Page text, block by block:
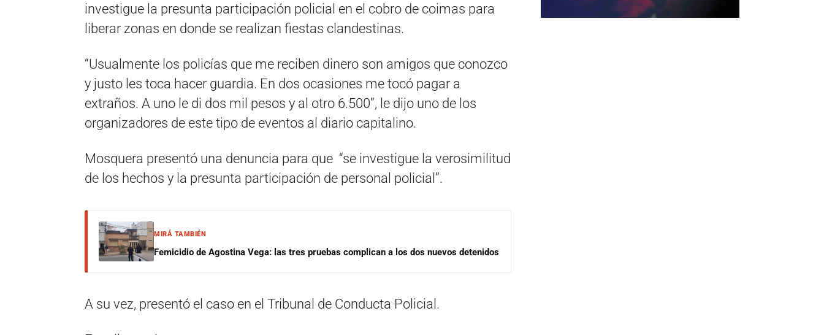
investigue la presunta participación policial en el cobro de coimas para
liberar zonas en donde se realizan fiestas clandestinas.
“Usualmente los policías que me reciben dinero son amigos que conozco
y justo les toca hacer guardia. En dos ocasiones me tocó pagar a
extraños. A uno le di dos mil pesos y al otro 6.500”, le dijo uno de los
organizadores de este tipo de eventos al diario capitalino.
Mosquera presentó una denuncia para que “se investigue la verosimilitud
de los hechos y la presunta participación de personal policial”.
MIRÁ TAMBIÉN
Femicidio de Agostina Vega: las tres pruebas complican a los dos nuevos detenidos
A su vez, presentó el caso en el Tribunal de Conducta Policial.